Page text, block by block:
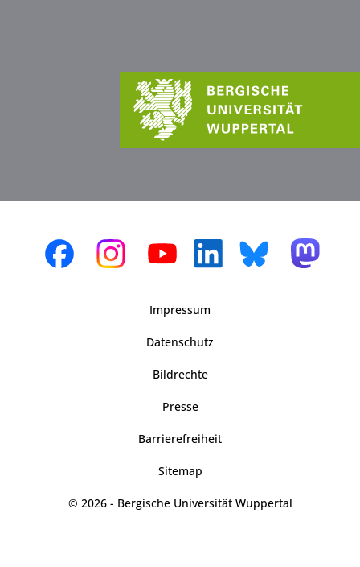
Impressum
Datenschutz
Bildrechte
Presse
Barrierefreiheit
Sitemap
© 2026 - Bergische Universität Wuppertal